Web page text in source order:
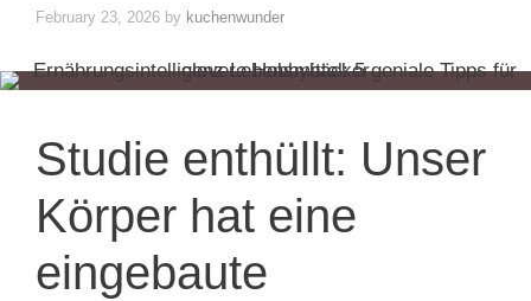
February 23, 2026 by kuchenwunder
Studie enthüllt: Unser
Körper hat eine
eingebaute